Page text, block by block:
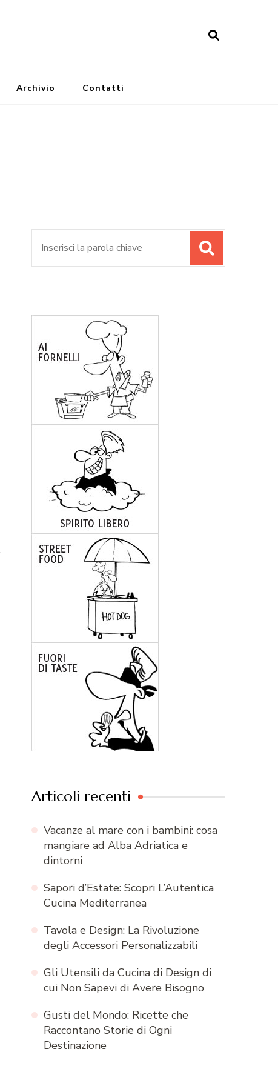
Archivio Contatti
Articoli recenti
Vacanze al mare con i bambini: cosa
mangiare ad Alba Adriatica e
dintorni
Sapori d’Estate: Scopri L’Autentica
Cucina Mediterranea
Tavola e Design: La Rivoluzione
degli Accessori Personalizzabili
Gli Utensili da Cucina di Design di
cui Non Sapevi di Avere Bisogno
Gusti del Mondo: Ricette che
Raccontano Storie di Ogni
Destinazione